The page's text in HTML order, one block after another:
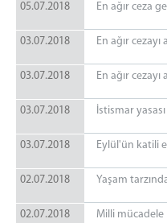
05.07.2018 En ağır ceza
03.07.2018 En ağır cezayı
03.07.2018 En ağır cezayı
03.07.2018 İstismar
03.07.2018 Eylül'ün katili
02.07.2018 Yaşam
02.07.2018 Milli mücadele